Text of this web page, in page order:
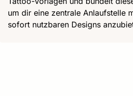
um dir eine zentrale Anlaufstelle
sofort nutzbaren Designs